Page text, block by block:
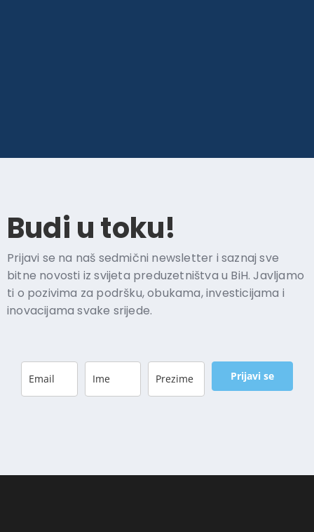
Budi u toku!​
Prijavi se na naš sedmični newsletter i saznaj sve
bitne novosti iz svijeta preduzetništva u BiH. Javljamo
ti o pozivima za podršku, obukama, investicijama i
inovacijama svake srijede.
Prijavi se